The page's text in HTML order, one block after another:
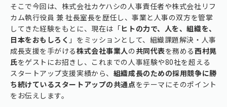
そこで今回は、株式会社カケハシの人事責任者や株式会社リフ
カム執行役員 兼 社長室長を歴任し、事業と人事の双方を管掌
してきた経験をもとに、現在は「ヒトの力で、人を、組織を、
日本をおもしろく 」をミッションとして、組織課題解決・人事
成長支援を手がける株式会社事業人の共同代表を務める西村晃
氏をゲストにお招きし、これまでの人事経験や80社を超える
スタートアップ支援実績から、 組織成長のための採用競争に勝
ち続けているスタートアップの共通点をテーマにそのポイント
をお伝えします。